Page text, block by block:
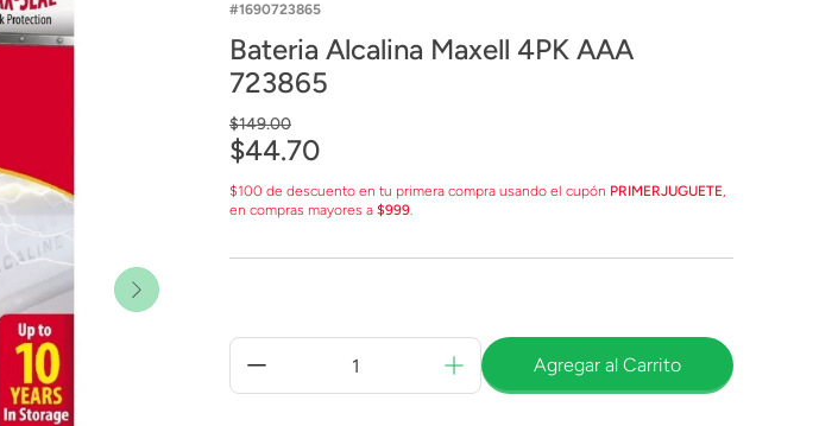
1690723865
Bateria Alcalina Maxell 4PK AAA
723865
$149.00
$44.70
$100 de descuento en tu primera compra usando el cupón PRIMERJUGUETE,
en compras mayores a $999.
Agregar al Carrito